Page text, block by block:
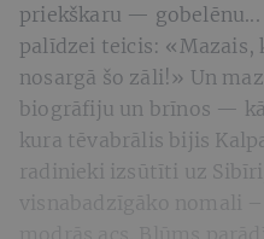
priekškaru — gobelēnu...
palīdzei teicis: «Mazais,
nosargā šo zāli!» Un
biogrāfiju un brīnos —
kura tēvabrālis bijis
radinieki izsūtīti uz
visnabadzīgāko nomali